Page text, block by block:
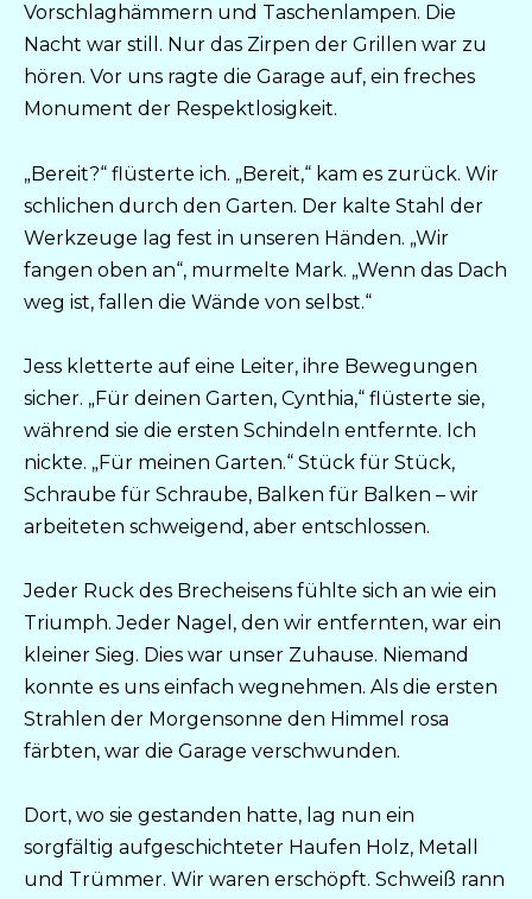
Vorschlaghämmern und Taschenlampen. Die
Nacht war still. Nur das Zirpen der Grillen war zu
hören. Vor uns ragte die Garage auf, ein freches
Monument der Respektlosigkeit.
„Bereit?“ flüsterte ich. „Bereit,“ kam es zurück. Wir
schlichen durch den Garten. Der kalte Stahl der
Werkzeuge lag fest in unseren Händen. „Wir
fangen oben an“, murmelte Mark. „Wenn das Dach
weg ist, fallen die Wände von selbst.“
Jess kletterte auf eine Leiter, ihre Bewegungen
sicher. „Für deinen Garten, Cynthia,“ flüsterte sie,
während sie die ersten Schindeln entfernte. Ich
nickte. „Für meinen Garten.“ Stück für Stück,
Schraube für Schraube, Balken für Balken – wir
arbeiteten schweigend, aber entschlossen.
Jeder Ruck des Brecheisens fühlte sich an wie ein
Triumph. Jeder Nagel, den wir entfernten, war ein
kleiner Sieg. Dies war unser Zuhause. Niemand
konnte es uns einfach wegnehmen. Als die ersten
Strahlen der Morgensonne den Himmel rosa
färbten, war die Garage verschwunden.
Dort, wo sie gestanden hatte, lag nun ein
sorgfältig aufgeschichteter Haufen Holz, Metall
und Trümmer. Wir waren erschöpft. Schweiß rann